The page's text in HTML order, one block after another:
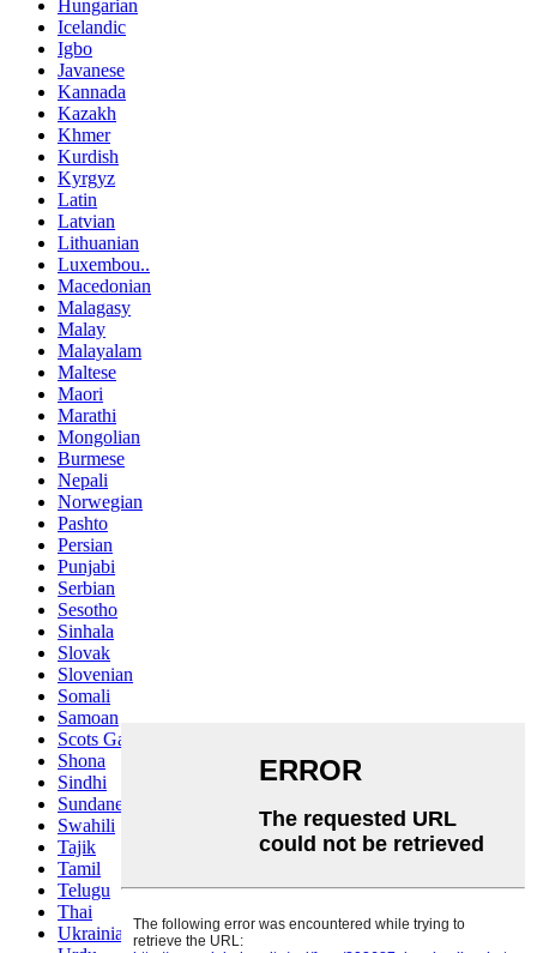
Hungarian
Icelandic
Igbo
Javanese
Kannada
Kazakh
Khmer
Kurdish
Kyrgyz
Latin
Latvian
Lithuanian
Luxembou..
Macedonian
Malagasy
Malay
Malayalam
Maltese
Maori
Marathi
Mongolian
Burmese
Nepali
Norwegian
Pashto
Persian
Punjabi
Serbian
Sesotho
Sinhala
Slovak
Slovenian
Somali
Samoan
Scots Gaelic
Shona
Sindhi
Sundanese
Swahili
Tajik
Tamil
Telugu
Thai
Ukrainian